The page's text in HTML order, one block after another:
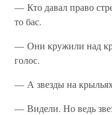
— Кто давал право
то бас.
— Они кружили над
голос.
— А звезды на
— Видели. Но ведь